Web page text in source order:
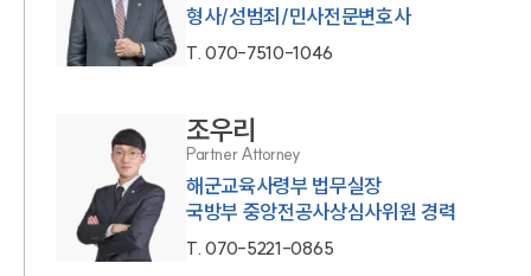
형사/성범죄/민사전문변호사
T.070-7510-1046
조우리
Partner Attorney
해군교육사령부 법무실장
국방부 중앙전공사상심사위원 경력
T.070-5221-0865